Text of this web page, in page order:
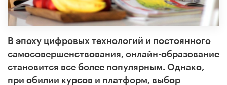
В эпоху цифровых технологий и постоянного
самосовершенствования, онлайн-образование
становится все более популярным. Однако,
при обилии курсов и платформ, выбор